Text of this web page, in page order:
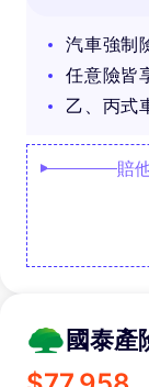
汽車強制
任意險皆
乙、丙式
賠
國泰產